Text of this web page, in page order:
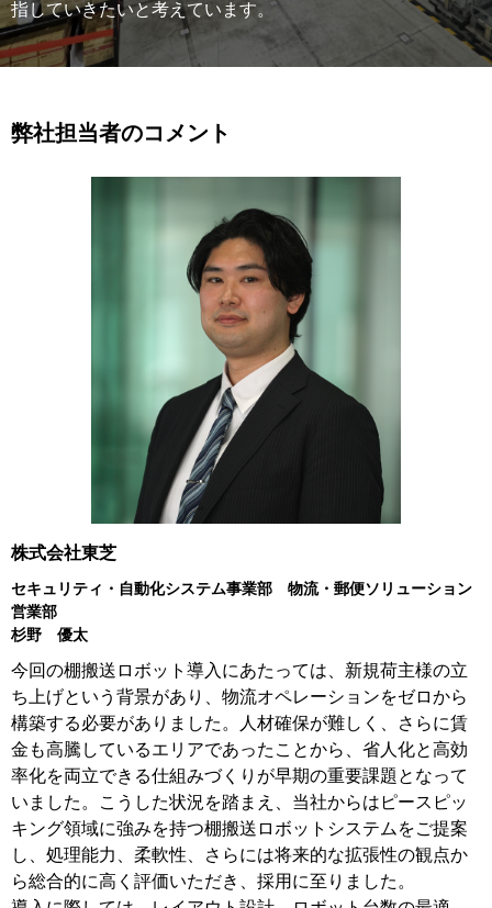
指していきたいと考えています。
弊社担当者のコメント
株式会社東芝
セキュリティ・自動化システム事業部 物流・郵便ソリューション
営業部
杉野 優太
今回の棚搬送ロボット導入にあたっては、新規荷主様の立
ち上げという背景があり、物流オペレーションをゼロから
構築する必要がありました。人材確保が難しく、さらに賃
金も高騰しているエリアであったことから、省人化と高効
率化を両立できる仕組みづくりが早期の重要課題となって
いました。こうした状況を踏まえ、当社からはピースピッ
キング領域に強みを持つ棚搬送ロボットシステムをご提案
し、処理能力、柔軟性、さらには将来的な拡張性の観点か
ら総合的に高く評価いただき、採用に至りました。